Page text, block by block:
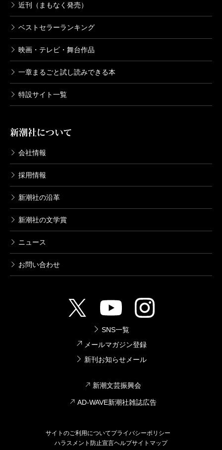
近刊（まもなく発売）
ベストセラーランキング
映画・テレビ・舞台作品
一章まるごと試し読みできる本
特設サイト一覧
新潮社について
会社情報
採用情報
新潮社の沿革
新潮社の文学賞
ニュース
お問い合わせ
SNS一覧
メールマガジン登録
新刊お知らせメール
新潮文芸振興会
AD-WAVE新潮社雑誌広告
サイトのご利用についてプライバシーポリシー
ハラスメント防止宣言ヘルプサイトマップ